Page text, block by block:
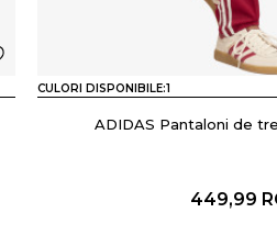
CULORI DISPONIBILE:1
ADIDAS Pantaloni de
449,99